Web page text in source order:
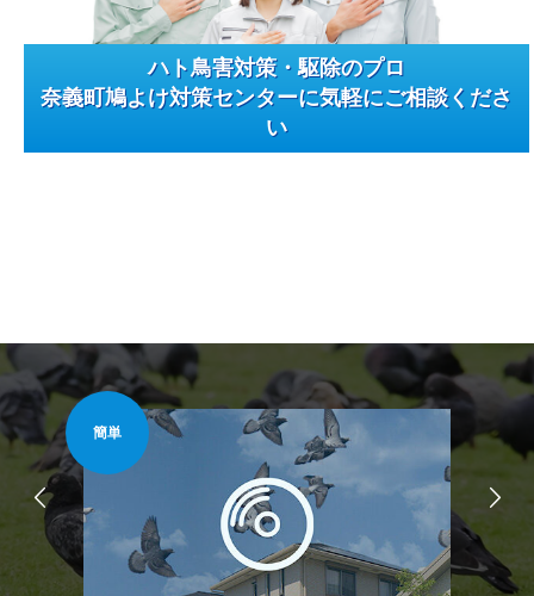
ハト鳥害対策・駆除のプロ
奈義町鳩よけ対策センターに気軽にご相談くださ
い
簡単